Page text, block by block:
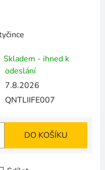
Skladem - ihned k
odeslání
7.8.2026
QNTLIIFE007
DO KOŠÍKU